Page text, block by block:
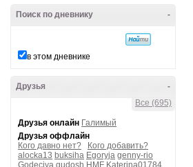
-
Поиск по дневнику
в этом дневнике
-
Друзья
Все (695)
Друзья онлайн Галимый
Друзья оффлайн
Кого давно нет?
Кого добавить?
alocka13 buksiha Egoryja genny-rio
Godeciya gudosh HMF Katerina01784